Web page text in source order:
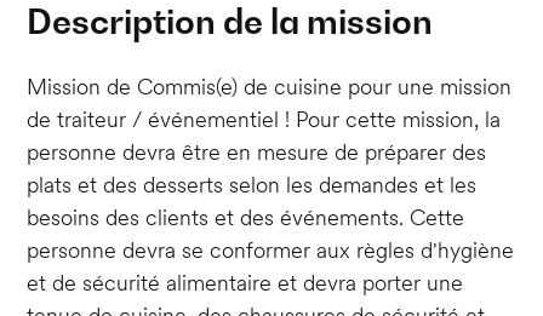
Description de la mission
Mission de Commis(e) de cuisine pour une mission
de traiteur / événementiel ! Pour cette mission, la
personne devra être en mesure de préparer des
plats et des desserts selon les demandes et les
besoins des clients et des événements. Cette
personne devra se conformer aux règles d'hygiène
et de sécurité alimentaire et devra porter une